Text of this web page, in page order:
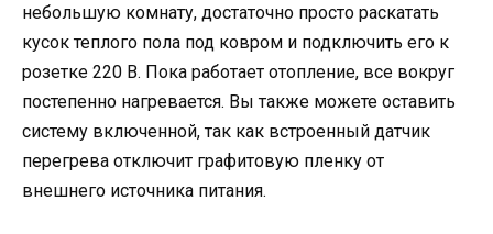
небольшую комнату, достаточно просто раскатать
кусок теплого пола под ковром и подключить его к
розетке 220 В. Пока работает отопление, все вокруг
постепенно нагревается. Вы также можете оставить
систему включенной, так как встроенный датчик
перегрева отключит графитовую пленку от
внешнего источника питания.